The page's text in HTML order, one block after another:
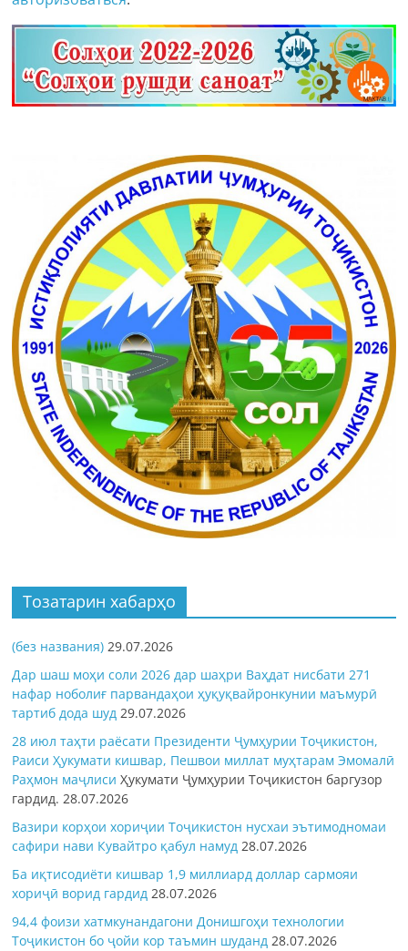
Тозатарин хабарҳо
(без названия) 29.07.2026
Дар шаш моҳи соли 2026 дар шаҳри Ваҳдат нисбати 271
нафар ноболиғ парвандаҳои ҳуқуқвайронкунии маъмурӣ
тартиб дода шуд 29.07.2026
28 июл таҳти раёсати Президенти Ҷумҳурии Тоҷикистон,
Раиси Ҳукумати кишвар, Пешвои миллат муҳтарам Эмомалӣ
Раҳмон маҷлисиҲукумати Ҷумҳурии Тоҷикистон баргузор
гардид.28.07.2026
Вазири корҳои хориҷии Тоҷикистон нусхаи эътимодномаи
сафири нави Кувайтро қабул намуд 28.07.2026
Ба иқтисодиёти кишвар 1,9 миллиард доллар сармояи
хориҷӣ ворид гардид 28.07.2026
94,4 фоизи хатмкунандагони Донишгоҳи технологии
Тоҷикистон бо ҷойи кор таъмин шуданд 28.07.2026